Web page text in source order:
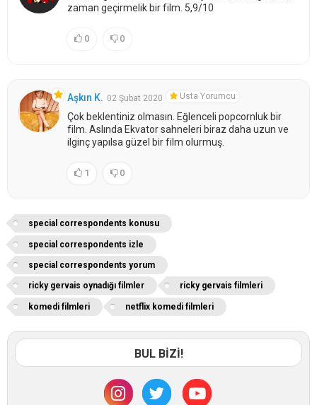
zaman geçirmelik bir film. 5,9/10
0 0
Aşkın K. 02 Şubat 2020 Usta Yorumcu
Çok beklentiniz olmasın. Eğlenceli popcornluk bir
film. Aslında Ekvator sahneleri biraz daha uzun ve
ilginç yapılsa güzel bir film olurmuş.
1 0
special correspondents konusu
special correspondents izle
special correspondents yorum
ricky gervais oynadığı filmler ricky gervais filmleri
komedi filmleri netflix komedi filmleri
BUL BİZİ!